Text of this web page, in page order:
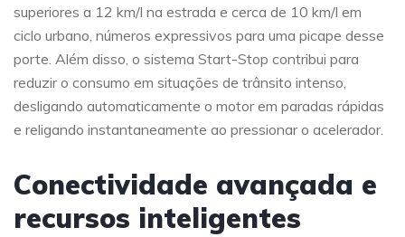
superiores a 12 km/l na estrada e cerca de 10 km/l em
ciclo urbano, números expressivos para uma picape desse
porte. Além disso, o sistema Start-Stop contribui para
reduzir o consumo em situações de trânsito intenso,
desligando automaticamente o motor em paradas rápidas
e religando instantaneamente ao pressionar o acelerador.
Conectividade avançada e
recursos inteligentes